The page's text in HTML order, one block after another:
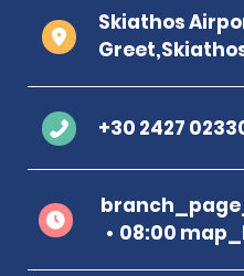
Skiathos
+30 2427
08:00